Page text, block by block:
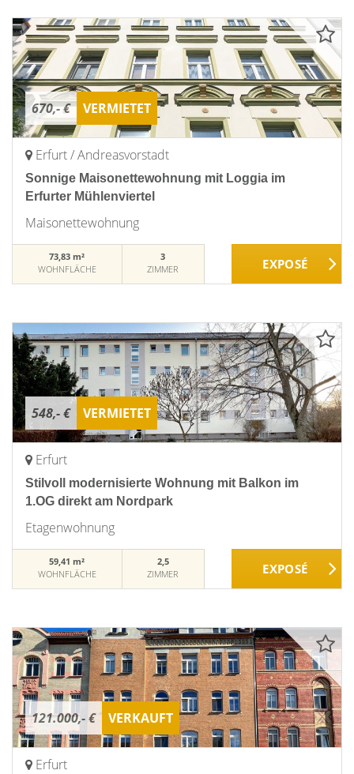
670,- € VERMIETET
Erfurt / Andreasvorstadt
Sonnige Maisonettewohnung mit Loggia im
Erfurter Mühlenviertel
Maisonettewohnung
73,83 m²
WOHNFLÄCHE
3
ZIMMER
548,- € VERMIETET
Erfurt
Stilvoll modernisierte Wohnung mit Balkon im
1.OG direkt am Nordpark
Etagenwohnung
59,41 m²
WOHNFLÄCHE
2,5
ZIMMER
121.000,- € VERKAUFT
Erfurt